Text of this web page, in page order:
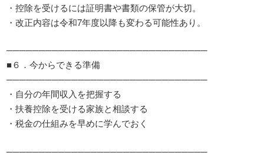
・控除を受けるには証明書や書類の保管が大切。
・改正内容は令和7年度以降も変わる可能性あり。
───────────────────────────────
■６．今からできる準備
───────────────────────────────
・自分の年間収入を把握する
・扶養控除を受ける家族と相談する
・税金の仕組みを早めに学んでおく
───────────────────────────────